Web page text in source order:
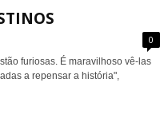
0
furiosas. É maravilhoso vê-las
a repensar a história",